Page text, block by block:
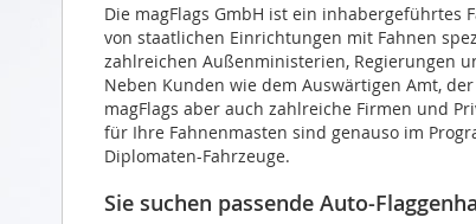
Die magFlags GmbH ist ein
von staatlichen Einrichtungen mit Fahnen
zahlreichen Außenministerien, Regierungen
Neben Kunden wie dem Auswärtigen Amt,
magFlags aber auch zahlreiche Firmen und
für Ihre Fahnenmasten sind genauso im
Diplomaten-Fahrzeuge.
Sie suchen passende Auto-